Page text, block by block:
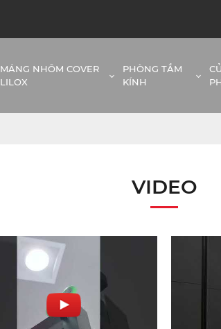
MÁNG NHÔM COVER
LILOX
PHÒNG TẮM
KÍNH
VIDEO